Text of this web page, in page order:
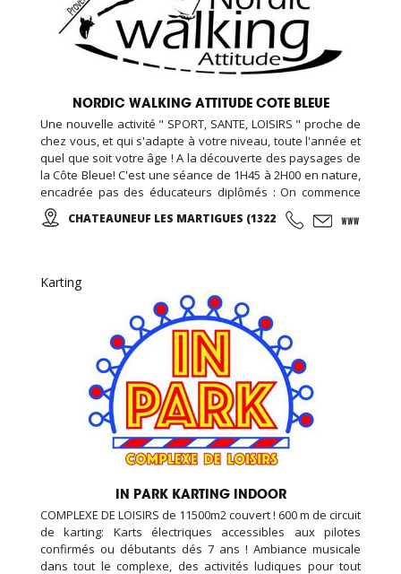
NORDIC WALKING ATTITUDE COTE BLEUE
Une nouvelle activité " SPORT, SANTE, LOISIRS " proche de
chez vous, et qui s'adapte à votre niveau, toute l'année et
quel que soit votre âge ! A la découverte des paysages de
la Côte Bleue! C'est une séance de 1H45 à 2H00 en nature,
encadrée pas des éducateurs diplômés : On commence
par un échauffement musculaire et articulaire, puis place à
la marche et sa technique en alternant des phases plus
CHATEAUNEUF LES MARTIGUES (13220)
Karting
IN PARK KARTING INDOOR
COMPLEXE DE LOISIRS de 11500m2 couvert ! 600 m de circuit
de karting: Karts électriques accessibles aux pilotes
confirmés ou débutants dés 7 ans ! Ambiance musicale
dans tout le complexe, des activités ludiques pour tout